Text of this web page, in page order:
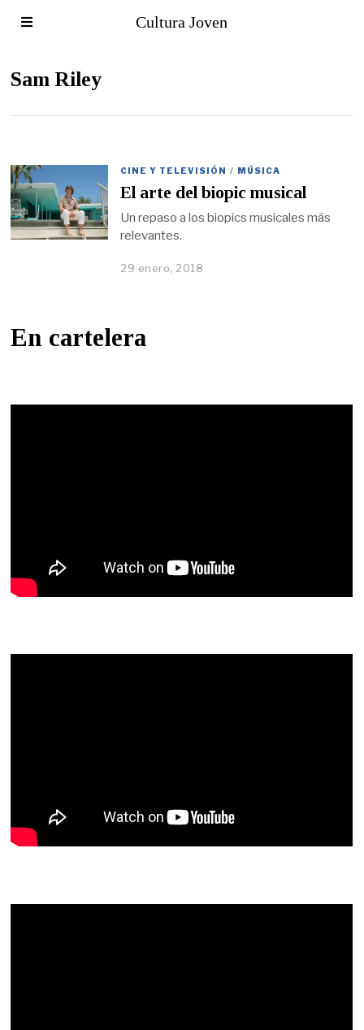
Cultura Joven
Sam Riley
CINE Y TELEVISIÓN / MÚSICA
El arte del biopic musical
Un repaso a los biopics musicales más
relevantes.
29 enero, 2018
En cartelera